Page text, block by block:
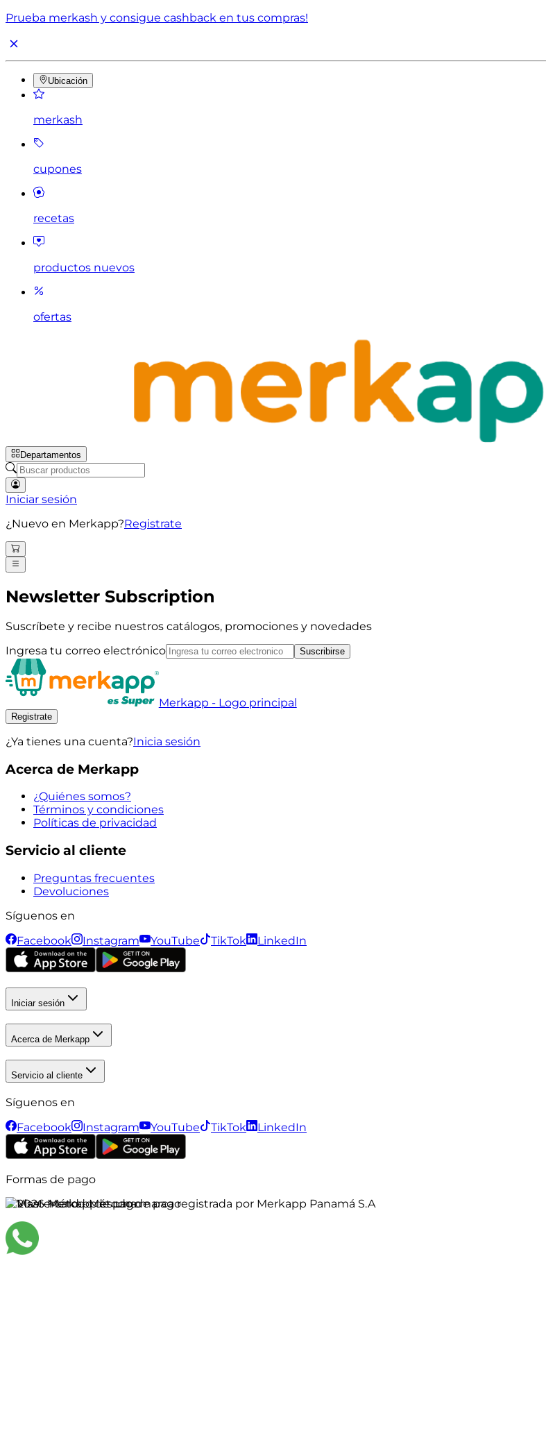
Prueba merkash y consigue cashback en tus compras!
Ubicación
merkash
cupones
recetas
productos nuevos
ofertas
Departamentos
Iniciar sesión
¿Nuevo en Merkapp?Registrate
Newsletter Subscription
Suscríbete y recibe nuestros catálogos, promociones y novedades
Ingresa tu correo electrónico
Suscribirse
Merkapp - Logo principal
Registrate
¿Ya tienes una cuenta?Inicia sesión
Acerca de Merkapp
¿Quiénes somos?
Términos y condiciones
Políticas de privacidad
Servicio al cliente
Preguntas frecuentes
Devoluciones
Síguenos en
Facebook
Instagram YouTube TikTok LinkedIn
Iniciar sesión
Acerca de Merkapp
Servicio al cliente
Síguenos en
Facebook
Instagram YouTube TikTok LinkedIn
Formas de pago
©2026Merkapp es una marca registrada por Merkapp Panamá S.A